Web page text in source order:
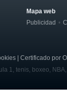
Mapa web
Publicidad
| Certificado por
1, tenis, boxeo, NBA,